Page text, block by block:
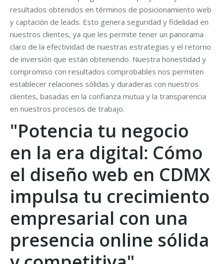
resultados obtenidos en términos de posicionamiento web
y captación de leads. Esto genera seguridad y fidelidad en
nuestros clientes, ya que les permite tener un panorama
claro de la efectividad de nuestras estrategias y el retorno
de inversión que están obteniendo. Nuestra honestidad y
compromiso con resultados comprobables nos permiten
establecer relaciones sólidas y duraderas con nuestros
clientes, basadas en la confianza mutua y la transparencia
en nuestros procesos de trabajo.
"Potencia tu negocio
en la era digital: Cómo
el diseño web en CDMX
impulsa tu crecimiento
empresarial con una
presencia online sólida